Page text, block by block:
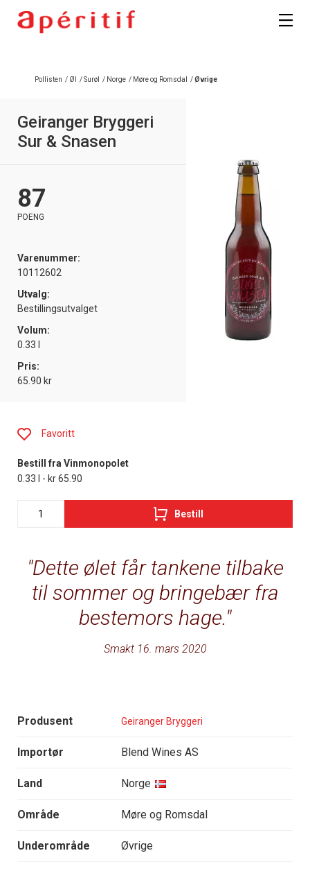
Pollisten / Øl /Surøl / Norge / Møre og Romsdal /Øvrige
Geiranger Bryggeri
Sur & Snasen
87
POENG
Varenummer:
10112602
Utvalg:
Bestillingsutvalget
Volum:
0.33 l
Pris:
65.90 kr
Dette ølet får tankene tilbake
til sommer og bringebær fra
bestemors hage.
Smakt 16. mars 2020
Produsent Geiranger Bryggeri
Importør Blend Wines AS
Land Norge
Område Møre og Romsdal
Underområde Øvrige
Favoritt
Bestill fra Vinmonopolet
0.33 l - kr 65.90
Bestill